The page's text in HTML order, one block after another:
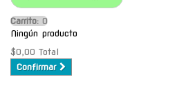
Categorías
Marcas
Mayoristas
Contacto
Carrito: O
Ningún producto
$0,00 Total
Confirmar